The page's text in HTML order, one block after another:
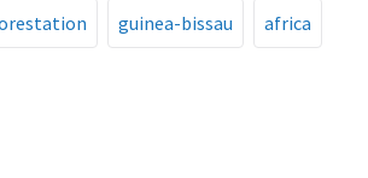
guinea-bissau africa